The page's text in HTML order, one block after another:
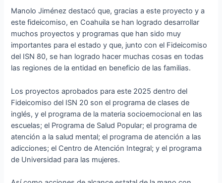
Manolo Jiménez destacó que, gracias a este proyecto y a
este fideicomiso, en Coahuila se han logrado desarrollar
muchos proyectos y programas que han sido muy
importantes para el estado y que, junto con el Fideicomiso
del ISN 80, se han logrado hacer muchas cosas en todas
las regiones de la entidad en beneficio de las familias.
Los proyectos aprobados para este 2025 dentro del
Fideicomiso del ISN 20 son el programa de clases de
inglés, y el programa de la materia socioemocional en las
escuelas; el Programa de Salud Popular; el programa de
atención a la salud mental; el programa de atención a las
adicciones; el Centro de Atención Integral; y el programa
de Universidad para las mujeres.